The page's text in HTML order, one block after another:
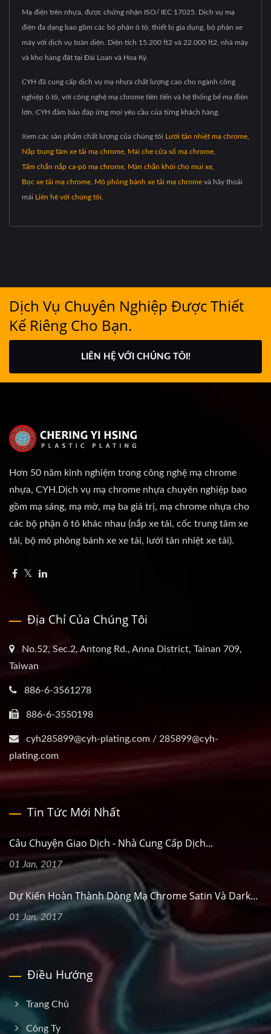
Mạ điện trên nhựa, được chứng nhận ISO/ IEC 17025. Dịch vụ mạ
điện đa dạng bao gồm các bộ phận ô tô, thiết bị gia dụng, bộ phận xe
máy với dịch vụ toàn diện. Diện tích 15.200 ft2 và 22.000 ft2, nhà máy
và kho hàng đặt tại Đài Loan và Hoa Kỳ.
CYH đã cung cấp dịch vụ mạ nhựa chất lượng cao cho ngành công
nghiệp ô tô, với công nghệ mạ chrome tiên tiến và hệ thống bể mạ điện
lớn, CYH đảm bảo đáp ứng mọi yêu cầu của từng khách hàng.
Xem các sản phẩm chất lượng của chúng tôi Lưới tản nhiệt mạ chrome
Nắp trung tâm xe tải mạ chrome Mái che cửa sổ mạ chrome
Tấm chắn nắp ca-pô mạ chrome Màn chắn khói cho mui xe
Bọc xe tải mạ chrome Mô phỏng bánh xe tải mạ chrome và hãy thoải
mái Liên hệ với chúng tôi
Dịch Vụ Chuyên Nghiệp Được Thiết
Kế Riêng Cho Bạn.
LIÊN HỆ VỚI CHÚNG TÔI!
Hơn 50 năm kinh nghiệm trong công nghệ mạ chrome
nhựa, CYH.Dịch vụ mạ chrome nhựa chuyên nghiệp bao
gồm mạ sáng, mạ mờ, mạ ba giá trị, mạ chrome nhựa cho
các bộ phận ô tô khác nhau (nắp xe tải, cốc trung tâm xe
tải, bộ mô phỏng bánh xe xe tải, lưới tản nhiệt xe tải).
Địa Chỉ Của Chúng Tôi
No.52, Sec.2, Antong Rd., Anna District, Tainan 709,
Taiwan
886-6-3561278
886-6-3550198
cyh285899@cyh-plating.com / 285899@cyh-
plating.com
Tin Tức Mới Nhất
Câu Chuyện Giao Dịch - Nhà Cung Cấp Dịch...
01 Jan, 2017
Dự Kiến Hoàn Thành Dòng Mạ Chrome Satin Và Dark...
01 Jan, 2017
Điều Hướng
Trang Chủ
Công Ty